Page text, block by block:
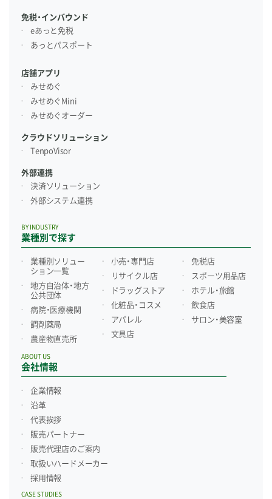
免税・インバウンド
eあっと免税
あっとパスポート
店舗アプリ
みせめぐ
みせめぐMini
みせめぐオーダー
クラウドソリューション
TenpoVisor
外部連携
決済ソリューション
外部システム連携
業種別で探す
BY INDUSTRY
業種別ソリュー
ション一覧
地方自治体・地方
公共団体
病院・医療機関
調剤薬局
農産物直売所
小売・専門店
リサイクル店
ドラッグストア
化粧品・コスメ
アパレル
文具店
免税店
スポーツ用品店
ホテル・旅館
飲食店
サロン・美容室
会社情報
ABOUT US
企業情報
沿革
代表挨拶
販売パートナー
販売代理店のご案内
取扱いハードメーカー
採用情報
CASE STUDIES